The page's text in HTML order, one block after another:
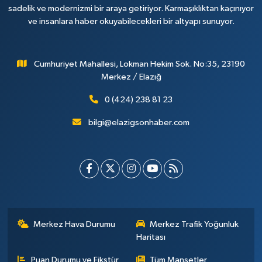
sadelik ve modernizmi bir araya getiriyor. Karmaşıklıktan kaçınıyor
ve insanlara haber okuyabilecekleri bir altyapı sunuyor.
Cumhuriyet Mahallesi, Lokman Hekim Sok. No:35, 23190
Merkez / Elazığ
0 (424) 238 81 23
bilgi@elazigsonhaber.com
Merkez Hava Durumu
Merkez Trafik Yoğunluk
Haritası
Puan Durumu ve Fikstür Tüm Manşetler